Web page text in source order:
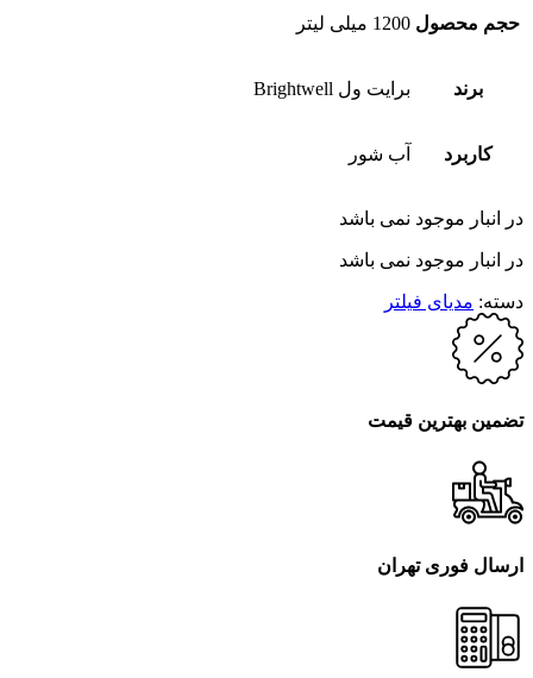
حجم محصول 1200 میلی لیتر
برند برایت ول Brightwell
کاربرد آب شور
در انبار موجود نمی باشد
در انبار موجود نمی باشد
دسته: مدیای فیلتر
تضمین بهترین قیمت
ارسال فوری تهران